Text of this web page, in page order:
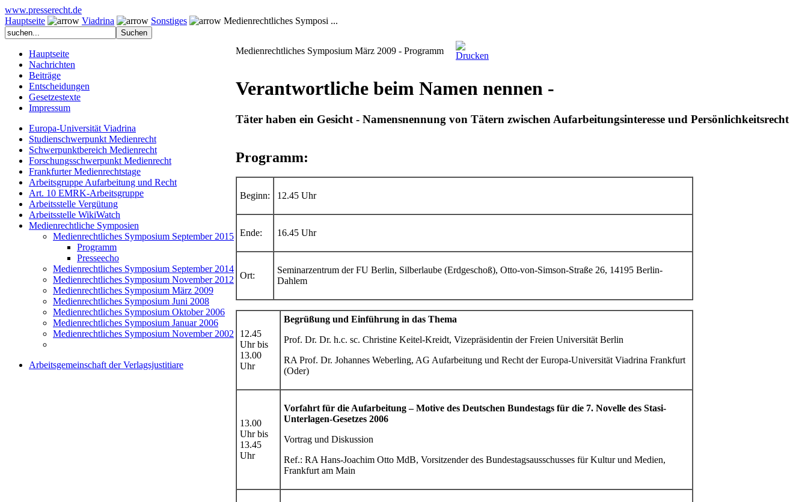
www.presserecht.de
Hauptseite
Viadrina Sonstiges Medienrechtliches Symposi ...
Hauptseite
Nachrichten
Beiträge
Entscheidungen
Gesetzestexte
Impressum
Europa-Universität Viadrina
Studienschwerpunkt Medienrecht
Schwerpunktbereich Medienrecht
Forschungsschwerpunkt Medienrecht
Frankfurter Medienrechtstage
Arbeitsgruppe Aufarbeitung und Recht
Art. 10 EMRK-Arbeitsgruppe
Arbeitsstelle Vergütung
Arbeitsstelle WikiWatch
Medienrechtliche Symposien
Medienrechtliches Symposium September 2015
Programm
Presseecho
Medienrechtliches Symposium September 2014
Medienrechtliches Symposium November 2012
Medienrechtliches Symposium März 2009
Medienrechtliches Symposium Juni 2008
Medienrechtliches Symposium Oktober 2006
Medienrechtliches Symposium Januar 2006
Medienrechtliches Symposium November 2002
Arbeitsgemeinschaft der Verlagsjustitiare
Medienrechtliches Symposium März 2009 - Programm
Verantwortliche beim Namen nennen -
Täter haben ein Gesicht - Namensnennung von Tätern zwischen Aufarbeitungsinteresse und Persönlichkeitsrecht
Programm:
Beginn: 12.45 Uhr
Ende: 16.45 Uhr
Ort:
Seminarzentrum der FU Berlin, Silberlaube (Erdgeschoß), Otto-von-Simson-Straße 26, 14195 Berlin-
Dahlem
12.45
Uhr bis
13.00
Uhr
Begrüßung und Einführung in das Thema
Prof. Dr. Dr. h.c. sc. Christine Keitel-Kreidt, Vizepräsidentin der Freien Universität Berlin
RA Prof. Dr. Johannes Weberling, AG Aufarbeitung und Recht der Europa-Universität Viadrina Frankfurt
(Oder)
13.00
Uhr bis
13.45
Uhr
Vorfahrt für die Aufarbeitung – Motive des Deutschen Bundestags für die 7. Novelle des Stasi-
Unterlagen-Gesetzes 2006
Vortrag und Diskussion
Ref.: RA Hans-Joachim Otto MdB, Vorsitzender des Bundestagsausschusses für Kultur und Medien,
Frankfurt am Main